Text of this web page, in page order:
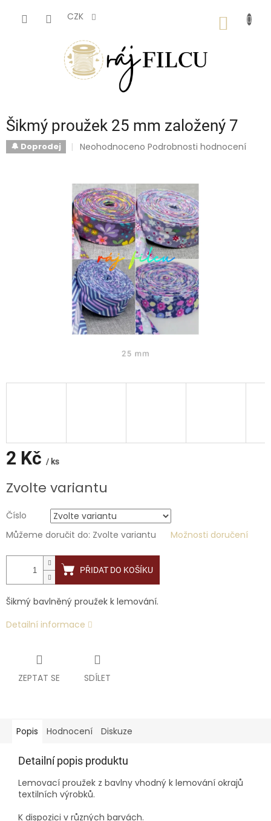
CZK
Šikmý proužek 25 mm založený 7
🔔 Doprodej
Průměrné
0,0
z
5
hvězdiček.
Neohodnoceno Podrobnosti hodnocení
2 Kč / ks
cena:
Zvolte variantu
Číslo
Můžeme doručit do: Zvolte variantu Možnosti doručení
PŘIDAT DO KOŠÍKU
Šikmý bavlněný proužek k lemování.
Detailní informace
ZEPTAT SE SDÍLET
Popis Hodnocení Diskuze
Detailní popis produktu
Lemovací proužek z bavlny vhodný k lemování okrajů
textilních výrobků.
K dispozici v různých barvách.